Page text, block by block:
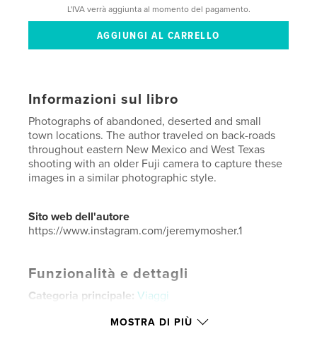
L'IVA verrà aggiunta al momento del pagamento.
Informazioni sul libro
Photographs of abandoned, deserted and small
town locations. The author traveled on back-roads
throughout eastern New Mexico and West Texas
shooting with an older Fuji camera to capture these
images in a similar photographic style.
Sito web dell'autore
https://www.instagram.com/jeremymosher.1
Funzionalità e dettagli
Categoria principale: Viaggi
Categorie aggiuntive Libri di lusso, Libri d'arte e
MOSTRA DI PIÙ